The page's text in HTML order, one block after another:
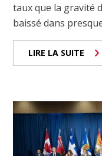
taux que la gravité
baissé dans
LIRE LA SUITE